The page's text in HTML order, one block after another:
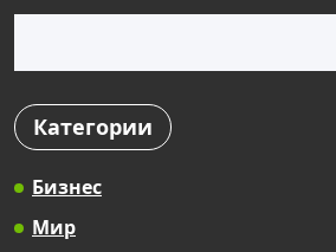
Категории
Бизнес
Мир